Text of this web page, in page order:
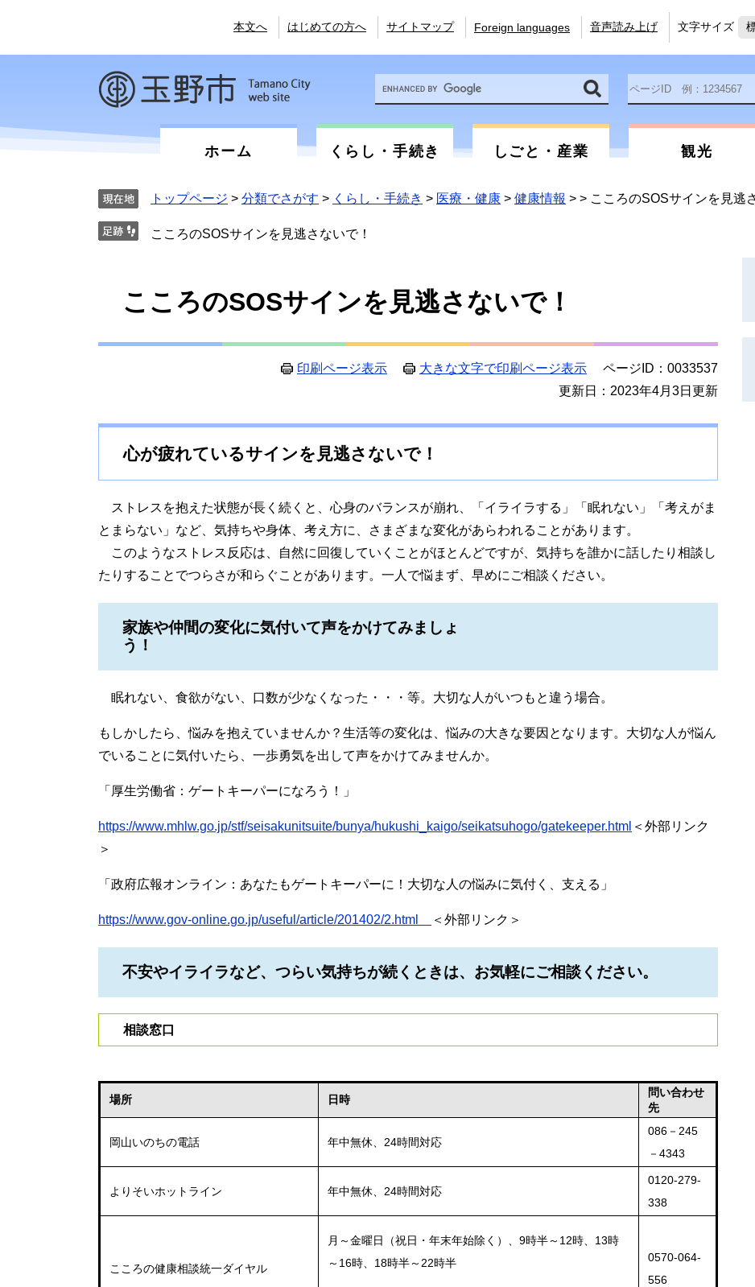
の
す。
ー
し
本文へ はじめての方へ サイトマップ Foreign languages 音声読み上げ 文字サイズ
カ
タ
ム
ID
を
ホーム くらし・手続き しごと・産業 観光
トップページ > 分類でさがす > くらし・手続き > 医療・健康 > 健康情報 > > こころのSOSサインを見逃
こころのSOSサインを見逃さないで！
こころのSOSサインを見逃さないで！
印刷ページ表示 大きな文字で印刷ページ表示
ページID：0033537
更新日：2023年4月3日更新
心が疲れているサインを見逃さないで！
ストレスを抱えた状態が長く続くと、心身のバランスが崩れ、「イライラする」「眠れない」「考えがま
とまらない」など、気持ちや身体、考え方に、さまざまな変化があらわれることがあります。
このようなストレス反応は、自然に回復していくことがほとんどですが、気持ちを誰かに話したり相談し
たりすることでつらさが和らぐことがあります。一人で悩まず、早めにご相談ください。
家族や仲間の変化に気付いて声をかけてみましょ
う！
眠れない、食欲がない、口数が少なくなった・・・等。大切な人がいつもと違う場合。
もしかしたら、悩みを抱えていませんか？生活等の変化は、悩みの大きな要因となります。大切な人が悩ん
でいることに気付いたら、一歩勇気を出して声をかけてみませんか。
「厚生労働省：ゲートキーパーになろう！」
https://www.mhlw.go.jp/stf/seisakunitsuite/bunya/hukushi_kaigo/seikatsuhogo/gatekeeper.html ＜外部リンク
＞
「政府広報オンライン：あなたもゲートキーパーに！大切な人の悩みに気付く、支える」
https://www.gov-online.go.jp/useful/article/201402/2.html ＜外部リンク＞
不安やイライラなど、つらい気持ちが続くときは、お気軽にご相談ください。
相談窓口
場所 日時
問い合わせ
先
岡山いのちの電話 年中無休、24時間対応
086－245
－4343
よりそいホットライン 年中無休、24時間対応
0120-279-
338
こころの健康相談統一ダイヤル
月～金曜日（祝日・年末年始除く）、9時半～12時、13時
～16時、18時半～22時半
0570-064-
556